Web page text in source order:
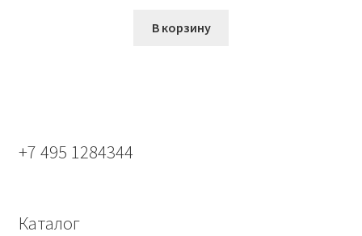
В корзину
+7 495 1284344
Каталог